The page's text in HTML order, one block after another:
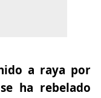
a raya por
ha rebelado